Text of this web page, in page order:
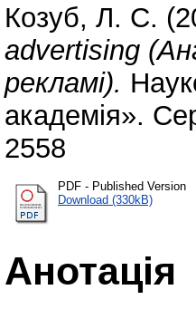
Козуб, Л. C.
advertising
рекламі).
академія».
2558
PDF - Published Version
Download (330kB)
Анотація